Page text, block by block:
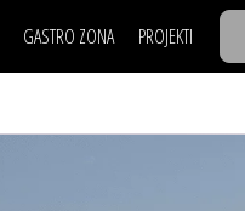
GASTRO ZONA PROJEKTI
NAJKOLEGA
30 ISPOD